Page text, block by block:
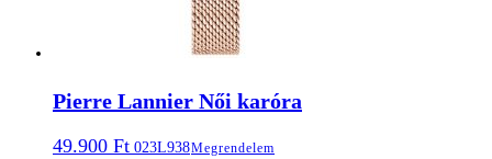
Pierre Lannier Női karóra
49.900 Ft 023L938Megrendelem